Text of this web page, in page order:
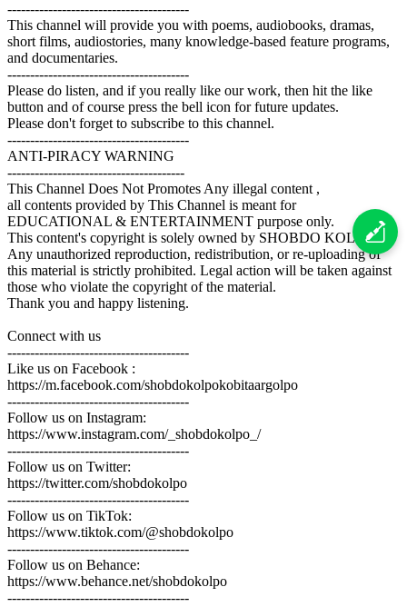
----------------------------------------
This channel will provide you with poems, audiobooks, dramas,
short films, audiostories, many knowledge-based feature programs,
and documentaries.
----------------------------------------
Please do listen, and if you really like our work, then hit the like
button and of course press the bell icon for future updates.
Please don't forget to subscribe to this channel.
----------------------------------------
ANTI-PIRACY WARNING
---------------------------------------
This Channel Does Not Promotes Any illegal content ,
all contents provided by This Channel is meant for
EDUCATIONAL & ENTERTAINMENT purpose only.
This content's copyright is solely owned by SHOBDO KOLPO.
Any unauthorized reproduction, redistribution, or re-uploading of
this material is strictly prohibited. Legal action will be taken against
those who violate the copyright of the material.
Thank you and happy listening.
Connect with us
----------------------------------------
Like us on Facebook :
https://m.facebook.com/shobdokolpokobitaargolpo
----------------------------------------
Follow us on Instagram:
https://www.instagram.com/_shobdokolpo_/
----------------------------------------
Follow us on Twitter:
https://twitter.com/shobdokolpo
----------------------------------------
Follow us on TikTok:
https://www.tiktok.com/@shobdokolpo
----------------------------------------
Follow us on Behance:
https://www.behance.net/shobdokolpo
----------------------------------------